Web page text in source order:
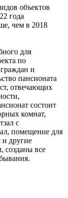
объектов
года
чем в 2018
для
по
и
пансионата
отвечающих
состоит
комнат,
с
помещение для
и другие
созданы все